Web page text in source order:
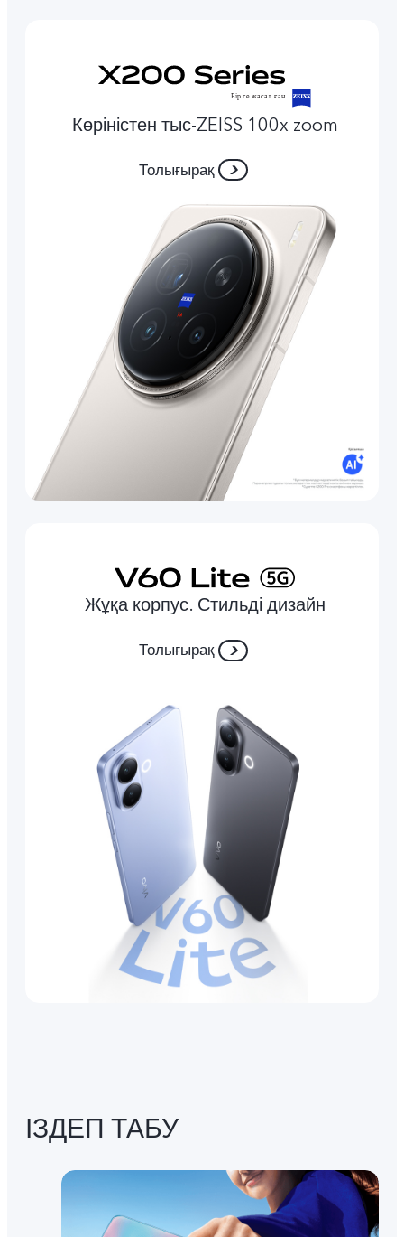
Көріністен тыс-ZEISS 100x zoom
Толығырақ
Жұқа корпус. Стильді дизайн
Толығырақ
ІЗДЕП ТАБУ